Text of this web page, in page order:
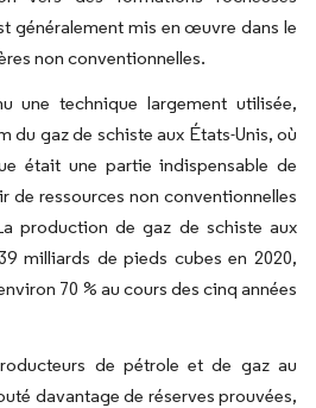
généralement mis en œuvre dans le
non conventionnelles.
une technique largement utilisée,
du gaz de schiste aux États-Unis, où
était une partie indispensable de
de ressources non conventionnelles
production de gaz de schiste aux
milliards de pieds cubes en 2020,
70 % au cours des cinq années
de pétrole et de gaz au
davantage de réserves prouvées,